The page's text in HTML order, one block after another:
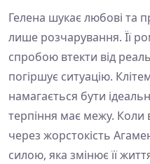
Гелена шукає любові та
лише розчарування. Її
спробою втекти від
погіршує ситуацію.
намагається бути
терпіння має межу.
через жорстокість
силою, яка змінює її